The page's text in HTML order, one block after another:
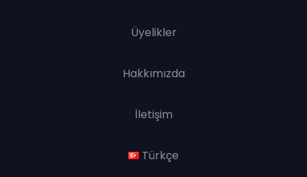
Üyelikler
Hakkımızda
İletişim
Türkçe